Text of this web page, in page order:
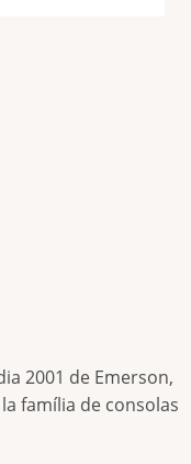
2001 de Emerson,
família de consolas